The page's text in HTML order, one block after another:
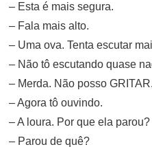
– Esta é mais segura.
– Fala mais alto.
– Uma ova. Tenta escutar
– Não tô escutando quase
– Merda. Não posso GRITAR.
– Agora tô ouvindo.
– A loura. Por que ela parou?
– Parou de quê?